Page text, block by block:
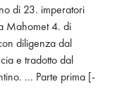
di 23. imperatori
Mahomet 4. di
diligenza dal
e tradotto dal
... Parte prima [-